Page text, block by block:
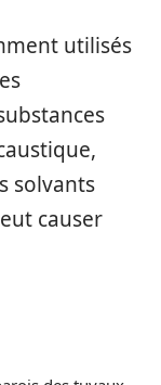
utilisés
solvants
causer